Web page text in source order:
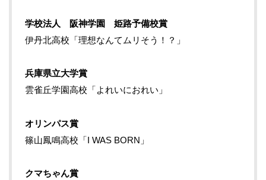
学校法人 阪神学園 姫路予備校賞
伊丹北高校「理想なんてムリそう！？」
兵庫県立大学賞
雲雀丘学園高校「よれいにおれい」
オリンパス賞
篠山鳳鳴高校「I WAS BORN」
クマちゃん賞